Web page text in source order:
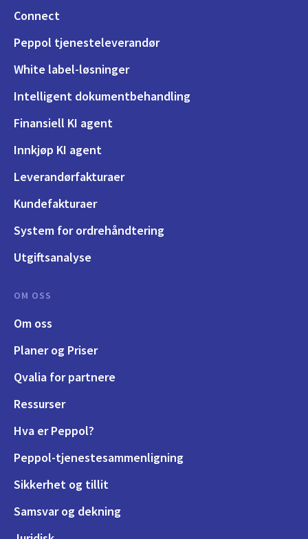
Connect
Peppol tjenesteleverandør
White label-løsninger
Intelligent dokumentbehandling
Finansiell KI agent
Innkjøp KI agent
Leverandørfakturaer
Kundefakturaer
System for ordrehåndtering
Utgiftsanalyse
OM OSS
Om oss
Planer og Priser
Qvalia for partnere
Ressurser
Hva er Peppol?
Peppol-tjenestesammenligning
Sikkerhet og tillit
Samsvar og dekning